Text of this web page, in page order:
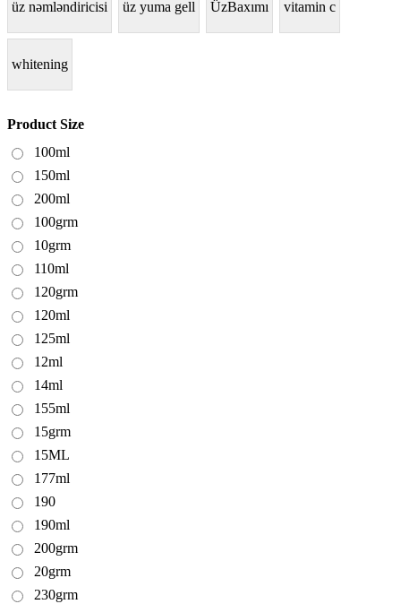
üz nəmləndiricisi üz yuma gell ÜzBaxımı vitamin c
whitening
Product Size
100ml
150ml
200ml
100grm
10grm
110ml
120grm
120ml
125ml
12ml
14ml
155ml
15grm
15ML
177ml
190
190ml
200grm
20grm
230grm